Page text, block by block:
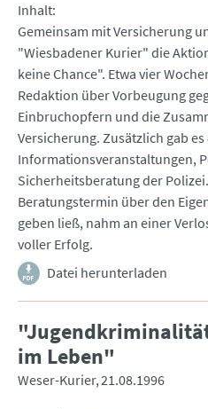
Inhalt
Gemeinsam mit Versicherung
"Wiesbadener Kurier" die
keine Chance". Etwa vier
Redaktion über Vorbeugung
Einbruchopfern und die
Versicherung. Zusätzlich gab
Informationsveranstaltungen,
Sicherheitsberatung der
Beratungstermin über den
geben ließ, nahm an einer
voller Erfolg.
Datei herunterladen
im Leben"
Weser-Kurier 21.08.1996